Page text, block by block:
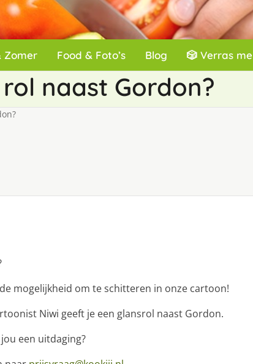
Zomer Food & Foto’s Blog 🎲 Verras me
naast Gordon?
mogelijkheid om te schitteren in onze cartoon!
Niwi geeft je een glansrol naast Gordon.
een uitdaging?